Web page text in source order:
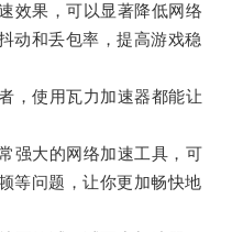
果，可以显著降低网络
动和丢包率，提高游戏稳
使用瓦力加速器都能让
大的网络加速工具，可
等问题，让你更加畅快地